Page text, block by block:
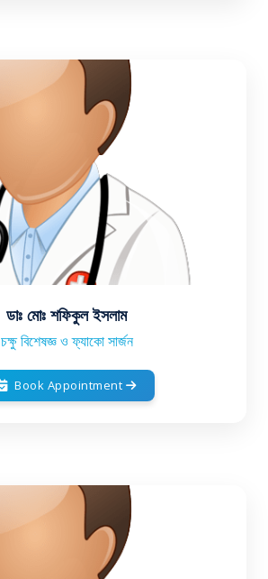
ডাঃ মোঃ শফিকুল ইসলাম
চক্ষু বিশেষজ্ঞ ও ফ্যাকো সার্জন
Book Appointment